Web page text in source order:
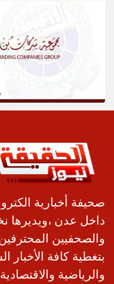
صحيفة أخبارية
داخل عدن ،ويديرها
والصحفيين
بتغطية كافة الأخبار
والرياضية